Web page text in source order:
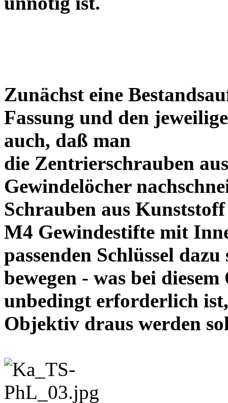
Zunächst eine
Fassung und den
auch, daß man
die Zentrierschrauben
Gewindelöcher
Schrauben aus
M4 Gewindestifte mit
passenden Schlüssel
bewegen - was bei
unbedingt erforderlich
Objektiv draus